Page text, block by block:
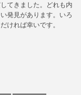
てきました。どれも内
発見があります。いろ
ければ幸いです。